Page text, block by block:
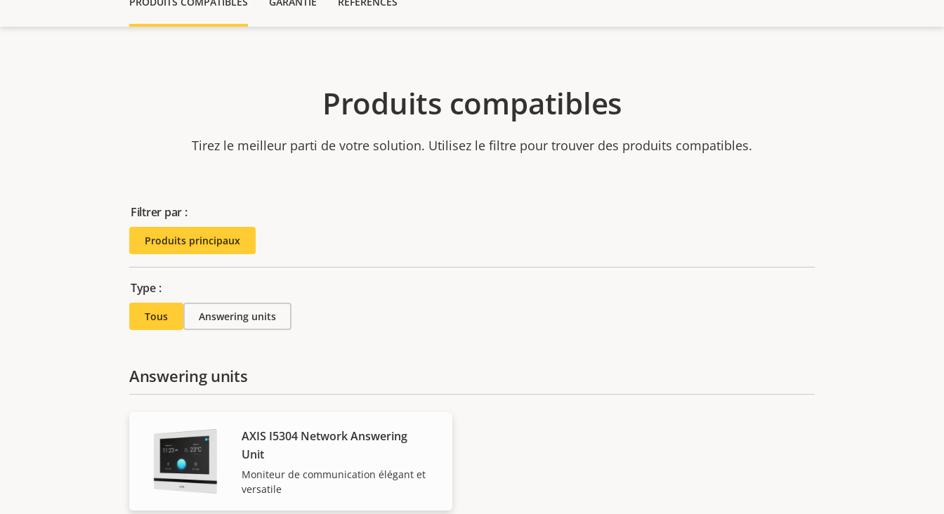
Produits compatibles
Tirez le meilleur parti de votre solution. Utilisez le filtre pour trouver des produits compatibles.
Filtrer par :
Produits principaux
Type :
Tous Answering units
Answering units
AXIS I5304 Network Answering
Unit
Moniteur de communication élégant et
versatile